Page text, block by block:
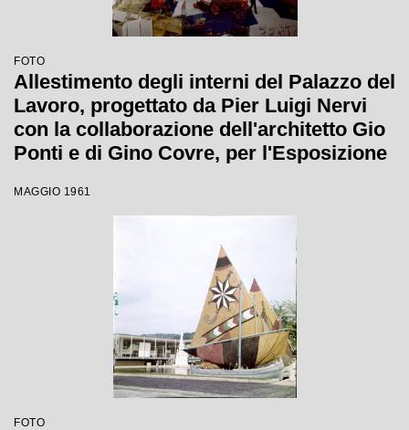
FOTO
Allestimento degli interni del Palazzo del
Lavoro, progettato da Pier Luigi Nervi
con la collaborazione dell'architetto Gio
Ponti e di Gino Covre, per l'Esposizione
MAGGIO 1961
FOTO